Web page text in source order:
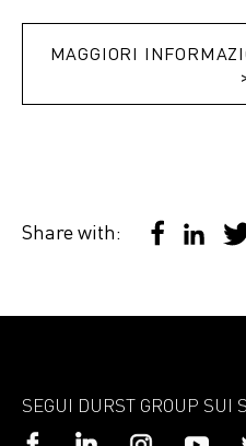
MAGGIORI
Share with:
SEGUI DURST GROUP SUI